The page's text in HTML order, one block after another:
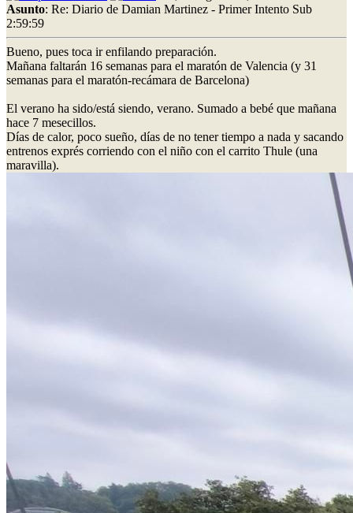
Asunto: Re: Diario de Damian Martinez - Primer Intento Sub
2:59:59
Bueno, pues toca ir enfilando preparación.
Mañana faltarán 16 semanas para el maratón de Valencia (y 31
semanas para el maratón-recámara de Barcelona)
El verano ha sido/está siendo, verano. Sumado a bebé que mañana
hace 7 mesecillos.
Días de calor, poco sueño, días de no tener tiempo a nada y sacando
entrenos exprés corriendo con el niño con el carrito Thule (una
maravilla).